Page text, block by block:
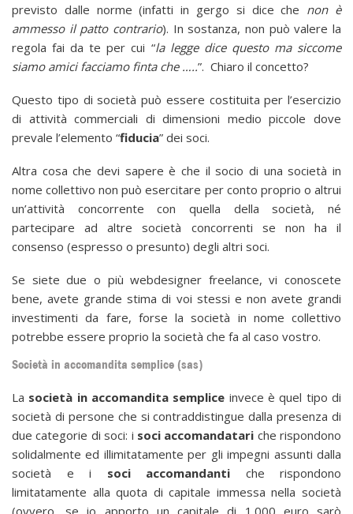
previsto dalle norme (infatti in gergo si dice che non è
ammesso il patto contrario). In sostanza, non può valere la
regola fai da te per cui “la legge dice questo ma siccome
siamo amici facciamo finta che …..”. Chiaro il concetto?
Questo tipo di società può essere costituita per l’esercizio
di attività commerciali di dimensioni medio piccole dove
prevale l’elemento “fiducia” dei soci.
Altra cosa che devi sapere è che il socio di una società in
nome collettivo non può esercitare per conto proprio o altrui
un’attività concorrente con quella della società, né
partecipare ad altre società concorrenti se non ha il
consenso (espresso o presunto) degli altri soci.
Se siete due o più webdesigner freelance, vi conoscete
bene, avete grande stima di voi stessi e non avete grandi
investimenti da fare, forse la società in nome collettivo
potrebbe essere proprio la società che fa al caso vostro.
Società in accomandita semplice (sas)
La società in accomandita semplice invece è quel tipo di
società di persone che si contraddistingue dalla presenza di
due categorie di soci: i soci accomandatari che rispondono
solidalmente ed illimitatamente per gli impegni assunti dalla
società e i soci accomandanti che rispondono
limitatamente alla quota di capitale immessa nella società
(ovvero, se io apporto un capitale di 1.000 euro sarò